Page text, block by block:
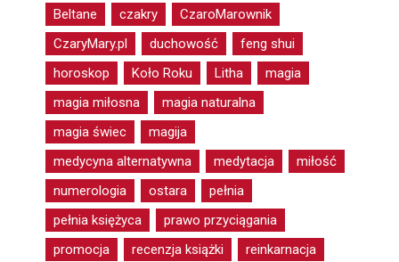
Beltane
czakry
CzaroMarownik
CzaryMary.pl
duchowość
feng shui
horoskop
Koło Roku Litha
magia
magia miłosna
magia naturalna
magia świec
magija
medycyna alternatywna
medytacja
miłość
numerologia
ostara
pełnia
pełnia księżyca
prawo przyciągania
promocja
recenzja książki
reinkarnacja